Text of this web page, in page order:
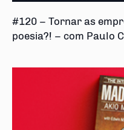
#120 – Tornar as
poesia?! – com Paulo